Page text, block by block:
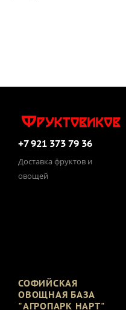
+7 921 373 79 36
Доставка фруктов и
овощей
СОФИЙСКАЯ
ОВОЩНАЯ БАЗА
"АГРОПАРК НАРТ"